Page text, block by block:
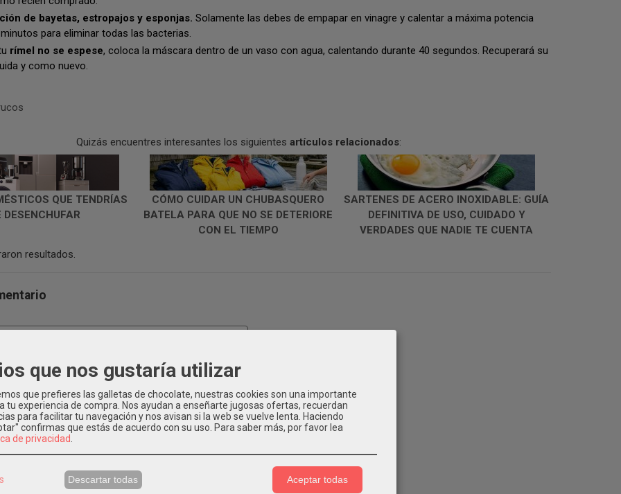
de bayetas, estropajos y esponjas. Solamente las debes de empapar en vinagre y calentar a máxima potencia
para eliminar todas las bacterias.
rímel no se espese, coloca la máscara dentro de un vaso con agua, calentando durante 40 segundos. Recuperará su
y como nuevo.
Quizás encuentres interesantes los siguientes artículos relacionados:
QUE TENDRÍAS
DESENCHUFAR
CÓMO CUIDAR UN CHUBASQUERO
BATELA PARA QUE NO SE DETERIORE
CON EL TIEMPO
SARTENES DE ACERO INOXIDABLE: GUÍA
DEFINITIVA DE USO, CUIDADO Y
VERDADES QUE NADIE TE CUENTA
resultados.
publicado
que nos gustaría utilizar
que prefieres las galletas de chocolate, nuestras cookies son una importante
tu experiencia de compra. Nos ayudan a enseñarte jugosas ofertas, recuerdan
para facilitar tu navegación y nos avisan si la web se vuelve lenta. Haciendo
confirmas que estás de acuerdo con su uso. Para saber más, por favor lea
de privacidad
Descartar todas Aceptar todas